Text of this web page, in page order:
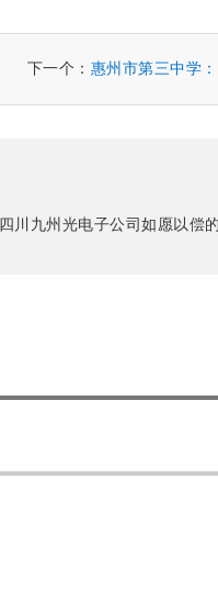
下一个： 惠州市第三中学
四川九州光电子公司如愿以偿